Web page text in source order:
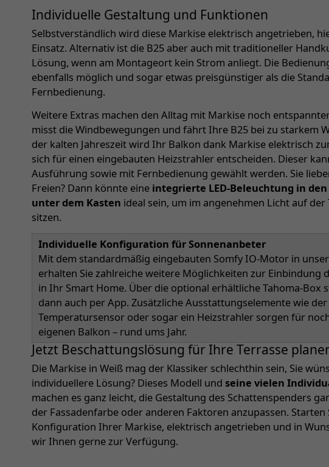
Individuelle Gestaltung und Funktionen
Selbstverständlich wird diese Markise elektrisch angetrieben,
Einsatz. Alternativ ist die B25 aber auch mit traditioneller
Lösung, wenn am Montageort kein Strom anliegt. Die
ebenfalls möglich und sogar etwas preisgünstiger als die
Fernbedienung.
Weitere Extras machen den Alltag mit Markise noch
misst die Windbewegungen und fährt Ihre B25 bei zu starkem
der kalten Jahreszeit wird Ihr Balkon dank Markise elektrisch
sich für einen eingebauten Heizstrahler entscheiden. Dieser
Ausführung sowie mit Fernbedienung gewählt werden. Sie
Freien? Dann könnte eine integrierte LED-Beleuchtung in
unter dem Kasten ideal sein, um im angenehmen Licht auf
sitzen.
Individuelle Konfiguration für Sonnenanbeter
Mit dem standardmäßig eingebauten Somfy IO-Motor in
erhalten Sie zahlreiche weitere Möglichkeiten zur Einbindung
in Ihr Smart Home. Über die optional erhältliche Tahoma-Box
dann auch per App. Zusätzliche Ausstattungselemente wie
Temperatursensor oder sogar ein Heizstrahler sorgen für
eigenen Balkon – rund ums Jahr.
Jetzt Beschattungslösung für Ihre Terrasse
Die Markise in Weiß mag der Klassiker schlechthin sein, Sie
individuellere Lösung? Dieses Modell und seine vielen
machen es ganz leicht, die Gestaltung des Schattenspenders
der Fassadenfarbe oder anderen Faktoren anzupassen.
Konfiguration Ihrer Markise, elektrisch angetrieben und in
wir Ihnen gerne zur Verfügung.